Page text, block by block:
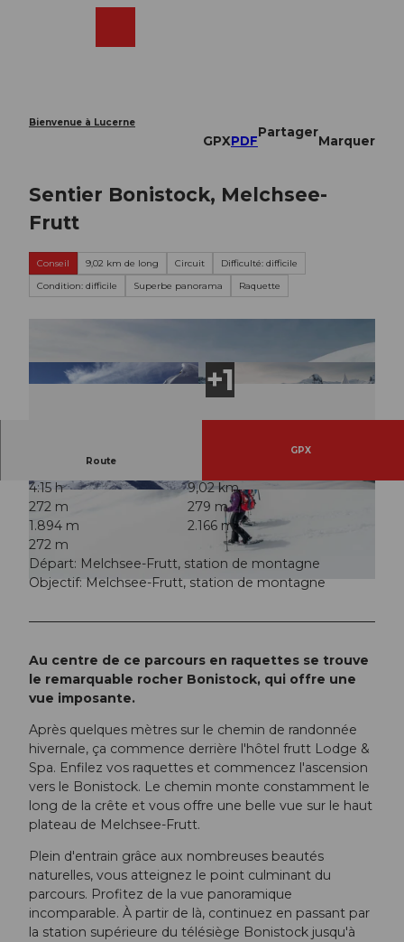
Bienvenue à Lucerne
GPXPDF
Partager
Marquer
Sentier Bonistock, Melchsee-
Frutt
Conseil 9,02 km de long Circuit
Difficulté: difficile
Condition: difficile
Superbe panorama Raquette
© Obwalden Tourismus, Obwalden Tourismus
© Obwalden Tourismus, Obwalden Tourismus © Obwalden Tourismus, Obwalden Tourismus
Route
GPX
4:15 h
9,02 km
272 m
279 m
1.894 m
2.166 m
272 m
Départ: Melchsee-Frutt, station de montagne
Objectif: Melchsee-Frutt, station de montagne
Au centre de ce parcours en raquettes se trouve
le remarquable rocher Bonistock, qui offre une
vue imposante.
Après quelques mètres sur le chemin de randonnée
hivernale, ça commence derrière l'hôtel frutt Lodge &
Spa. Enfilez vos raquettes et commencez l'ascension
vers le Bonistock. Le chemin monte constamment le
long de la crête et vous offre une belle vue sur le haut
plateau de Melchsee-Frutt.
Plein d'entrain grâce aux nombreuses beautés
naturelles, vous atteignez le point culminant du
parcours. Profitez de la vue panoramique
incomparable. À partir de là, continuez en passant par
la station supérieure du télésiège Bonistock jusqu'à